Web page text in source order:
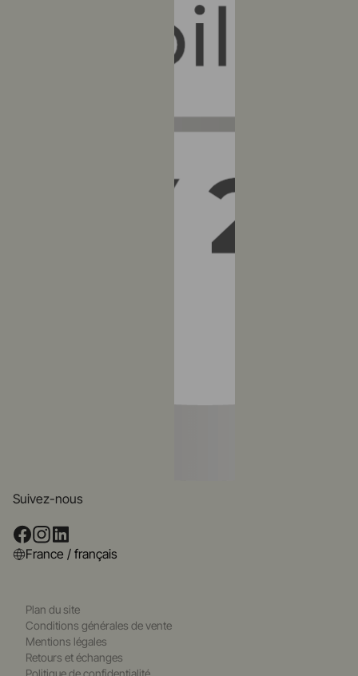
Suivez-nous
France / français
Plan du site
Conditions générales de vente
Mentions légales
Retours et échanges